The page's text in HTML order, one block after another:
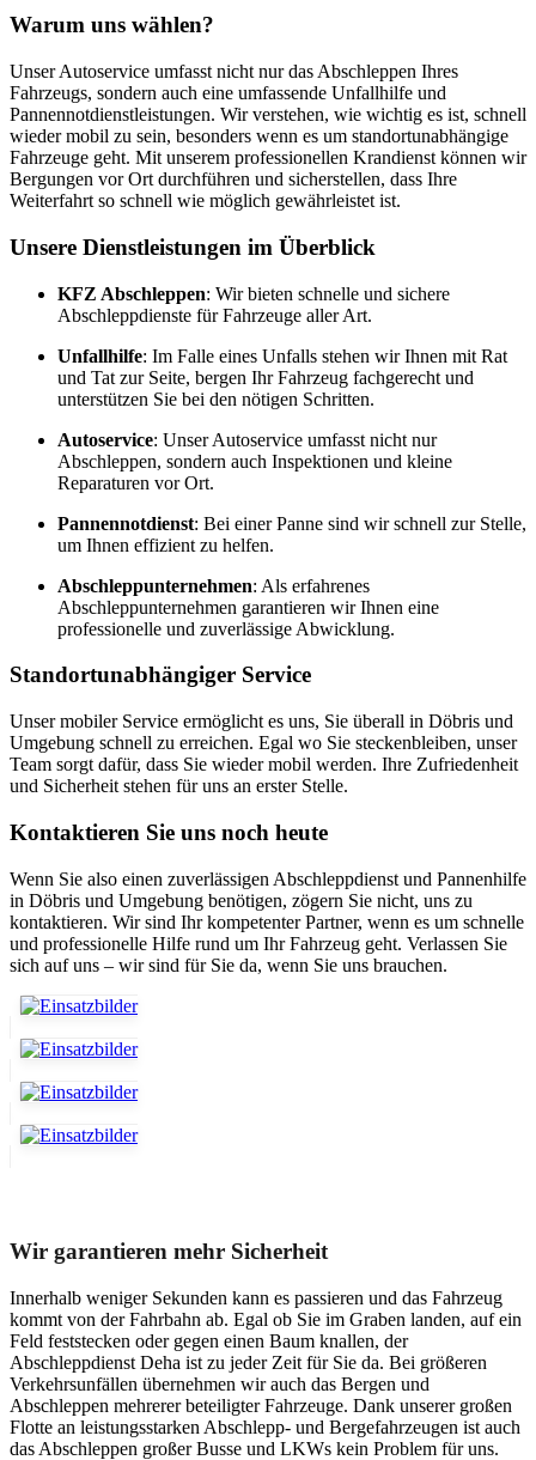
Warum uns wählen?
Unser Autoservice umfasst nicht nur das Abschleppen Ihres
Fahrzeugs, sondern auch eine umfassende Unfallhilfe und
Pannennotdienstleistungen. Wir verstehen, wie wichtig es ist, schnell
wieder mobil zu sein, besonders wenn es um standortunabhängige
Fahrzeuge geht. Mit unserem professionellen Krandienst können wir
Bergungen vor Ort durchführen und sicherstellen, dass Ihre
Weiterfahrt so schnell wie möglich gewährleistet ist.
Unsere Dienstleistungen im Überblick
KFZ Abschleppen: Wir bieten schnelle und sichere
Abschleppdienste für Fahrzeuge aller Art.
Unfallhilfe: Im Falle eines Unfalls stehen wir Ihnen mit Rat
und Tat zur Seite, bergen Ihr Fahrzeug fachgerecht und
unterstützen Sie bei den nötigen Schritten.
Autoservice: Unser Autoservice umfasst nicht nur
Abschleppen, sondern auch Inspektionen und kleine
Reparaturen vor Ort.
Pannennotdienst: Bei einer Panne sind wir schnell zur Stelle,
um Ihnen effizient zu helfen.
Abschleppunternehmen: Als erfahrenes
Abschleppunternehmen garantieren wir Ihnen eine
professionelle und zuverlässige Abwicklung.
Standortunabhängiger Service
Unser mobiler Service ermöglicht es uns, Sie überall in Döbris und
Umgebung schnell zu erreichen. Egal wo Sie steckenbleiben, unser
Team sorgt dafür, dass Sie wieder mobil werden. Ihre Zufriedenheit
und Sicherheit stehen für uns an erster Stelle.
Kontaktieren Sie uns noch heute
Wenn Sie also einen zuverlässigen Abschleppdienst und Pannenhilfe
in Döbris und Umgebung benötigen, zögern Sie nicht, uns zu
kontaktieren. Wir sind Ihr kompetenter Partner, wenn es um schnelle
und professionelle Hilfe rund um Ihr Fahrzeug geht. Verlassen Sie
sich auf uns – wir sind für Sie da, wenn Sie uns brauchen.
Wir garantieren mehr Sicherheit
Innerhalb weniger Sekunden kann es passieren und das Fahrzeug
kommt von der Fahrbahn ab. Egal ob Sie im Graben landen, auf ein
Feld feststecken oder gegen einen Baum knallen, der
Abschleppdienst Deha ist zu jeder Zeit für Sie da. Bei größeren
Verkehrsunfällen übernehmen wir auch das Bergen und
Abschleppen mehrerer beteiligter Fahrzeuge. Dank unserer großen
Flotte an leistungsstarken Abschlepp- und Bergefahrzeugen ist auch
das Abschleppen großer Busse und LKWs kein Problem für uns.